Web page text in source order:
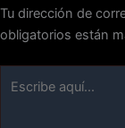
Tu dirección de
obligatorios están
aquí...